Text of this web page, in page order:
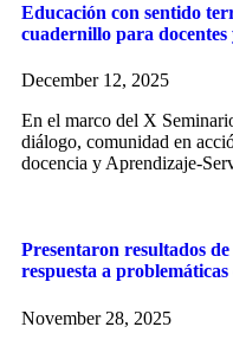
Educación con sentido
cuadernillo para docentes
December 12, 2025
En el marco del X
diálogo, comunidad en
docencia y Aprendizaje-
Presentaron resultados
respuesta a
November 28, 2025